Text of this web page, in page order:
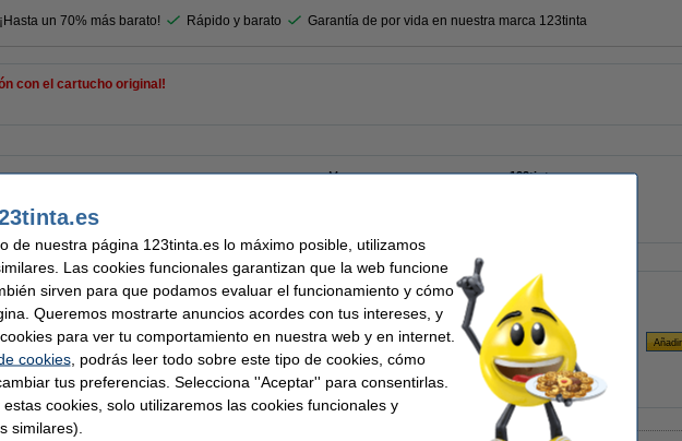
un 70% más barato! Rápido y barato Garantía de por vida en nuestra marca 123tinta
con el cartucho original!
Marca:
123tinta
de tinta (marca 123tinta) | Pack negro + 3 colores
de nuestra página 123tinta.es lo máximo posible, utilizamos
Las cookies funcionales garantizan que la web funcione
sirven para que podamos evaluar el funcionamiento y cómo
Queremos mostrarte anuncios acordes con tus intereses, y
para ver tu comportamiento en nuestra web y en internet.
cookies, podrás leer todo sobre este tipo de cookies, cómo
tus preferencias. Selecciona ''Aceptar'' para consentirlas.
cookies, solo utilizaremos las cookies funcionales y
similares).